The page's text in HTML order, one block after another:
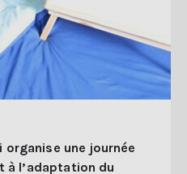
organise une journée
à l’adaptation du